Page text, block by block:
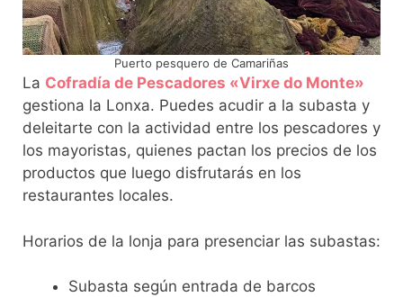
Puerto pesquero de Camariñas
La Cofradía de Pescadores «Virxe do Monte»
gestiona la Lonxa. Puedes acudir a la subasta y
deleitarte con la actividad entre los pescadores y
los mayoristas, quienes pactan los precios de los
productos que luego disfrutarás en los
restaurantes locales.
Horarios de la lonja para presenciar las subastas:
Subasta según entrada de barcos